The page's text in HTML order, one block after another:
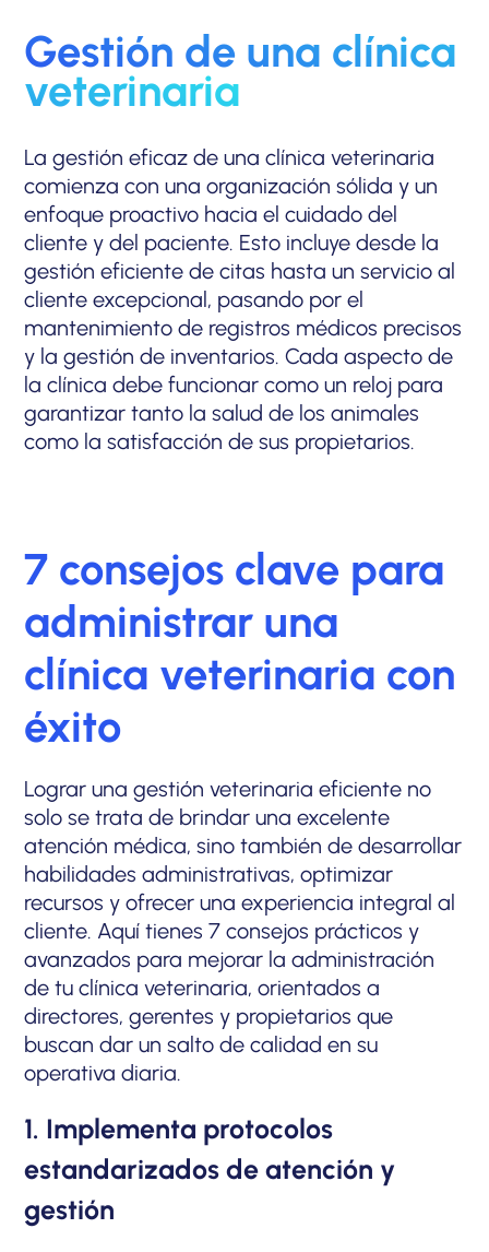
Gestión de una clínica
veterinaria
La gestión eficaz de una clínica veterinaria
comienza con una organización sólida y un
enfoque proactivo hacia el cuidado del
cliente y del paciente. Esto incluye desde la
gestión eficiente de citas hasta un servicio al
cliente excepcional, pasando por el
mantenimiento de registros médicos precisos
y la gestión de inventarios. Cada aspecto de
la clínica debe funcionar como un reloj para
garantizar tanto la salud de los animales
como la satisfacción de sus propietarios.
7 consejos clave para
administrar una
clínica veterinaria con
éxito
Lograr una gestión veterinaria eficiente no
solo se trata de brindar una excelente
atención médica, sino también de desarrollar
habilidades administrativas, optimizar
recursos y ofrecer una experiencia integral al
cliente. Aquí tienes 7 consejos prácticos y
avanzados para mejorar la administración
de tu clínica veterinaria, orientados a
directores, gerentes y propietarios que
buscan dar un salto de calidad en su
operativa diaria.
1. Implementa protocolos
estandarizados de atención y
gestión